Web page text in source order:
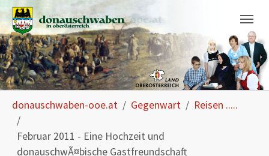
Skip to main navigation
Skip to main content
Skip to page footer
donauschwaben-ooe.at Gegenwart Reisen .....
Februar 2011 - Eine Hochzeit und
donauschwÃ¤bische Gastfreundschaft